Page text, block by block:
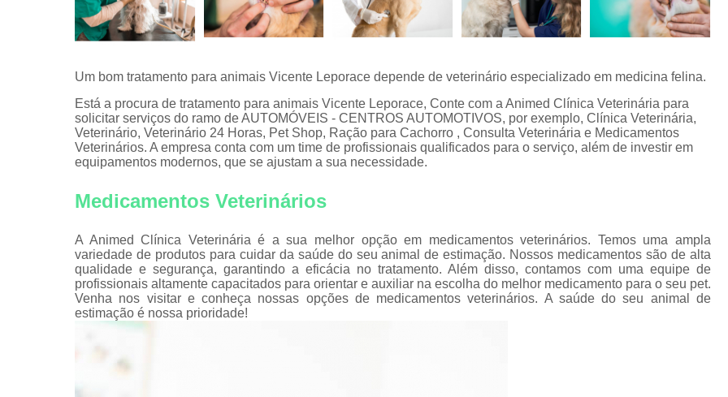
Emergência Veterinária Corrente
Emergência Veterinária para
Medicamento para Cachorro
Medicamento para Gato
Medicamento Veterinário
Pet Shop para Cachorro
Pet
Pet Shop para Cães e Gatos
Pet Shop Perto Corrente
Pet
Um bom tratamento para animais Vicente Leporace depende de veterinário especializado em medicina felina.
Está a procura de tratamento para animais Vicente Leporace, Conte com a Animed Clínica Veterinária para
solicitar serviços do ramo de AUTOMÓVEIS - CENTROS AUTOMOTIVOS, por exemplo, Clínica Veterinária,
Veterinário, Veterinário 24 Horas, Pet Shop, Ração para Cachorro , Consulta Veterinária e Medicamentos
Veterinários. A empresa conta com um time de profissionais qualificados para o serviço, além de investir em
equipamentos modernos, que se ajustam a sua necessidade.
Medicamentos Veterinários
A Animed Clínica Veterinária é a sua melhor opção em medicamentos veterinários. Temos uma ampla
variedade de produtos para cuidar da saúde do seu animal de estimação. Nossos medicamentos são de alta
qualidade e segurança, garantindo a eficácia no tratamento. Além disso, contamos com uma equipe de
profissionais altamente capacitados para orientar e auxiliar na escolha do melhor medicamento para o seu pet.
Venha nos visitar e conheça nossas opções de medicamentos veterinários. A saúde do seu animal de
estimação é nossa prioridade!